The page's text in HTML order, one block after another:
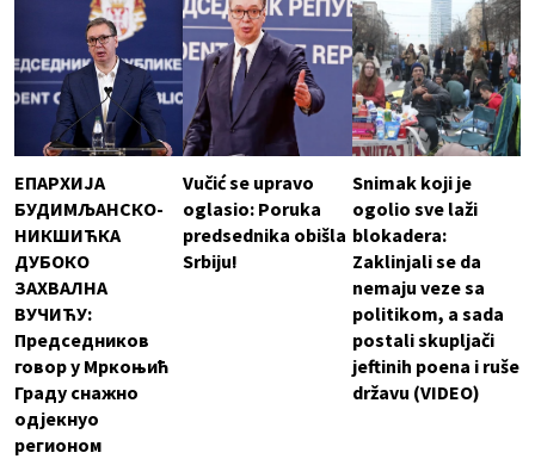
ЕПАРХИЈА
БУДИМЉАНСКО-
НИКШИЋКА
ДУБОКО
ЗАХВАЛНА
ВУЧИЋУ:
Председников
говор у Мркоњић
Граду снажно
одјекнуо
регионом
Vučić se upravo
oglasio: Poruka
predsednika obišla
Srbiju!
Snimak koji je
ogolio sve laži
blokadera:
Zaklinjali se da
nemaju veze sa
politikom, a sada
postali skupljači
jeftinih poena i ruše
državu (VIDEO)